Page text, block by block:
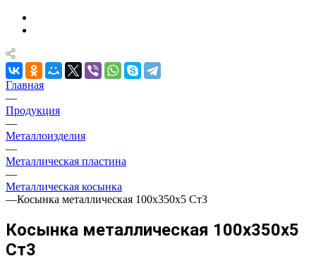
Главная
—
Продукция
—
Металлоизделия
—
Металлическая пластина
—
Металлическая косынка
—Косынка металлическая 100х350х5 Ст3
Косынка металлическая 100х350х5
Ст3